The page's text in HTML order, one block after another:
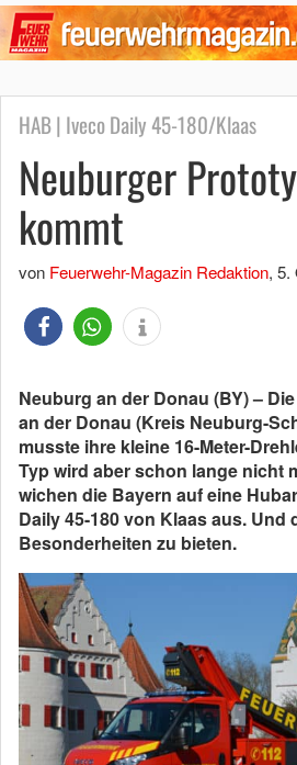
HAB | Iveco Daily 45-180/Klaas
Neuburger
kommt
von Feuerwehr-Magazin Redaktion, 5.
Neuburg an der Donau (BY) –
an der Donau (Kreis Neuburg-
musste ihre kleine 16-Meter-
Typ wird aber schon lange nicht
wichen die Bayern auf eine
Daily 45-180 von Klaas aus. Und
Besonderheiten zu bieten.